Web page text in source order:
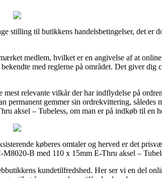
stilling til butikkens handelsbetingelser, det er
medlem, hvilket er en angivelse af at
med reglerne på området. Det giver dig
relevante vilkår der har indflydelse på
permanent gemmer sin ordrekvittering, således
aksel – Tubeless, om man er på indkøb til en
køberes omtaler og herved er det
B med 110 x 15mm E-Thru aksel –
kundetilfredshed. Her ser vi en del